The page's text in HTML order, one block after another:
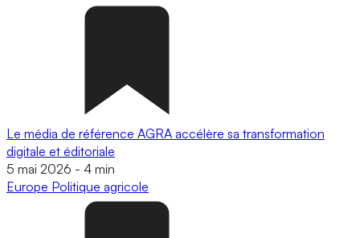
Le média de référence AGRA accélère sa transformation
digitale et éditoriale
5 mai 2026 - 4 min
Europe Politique agricole